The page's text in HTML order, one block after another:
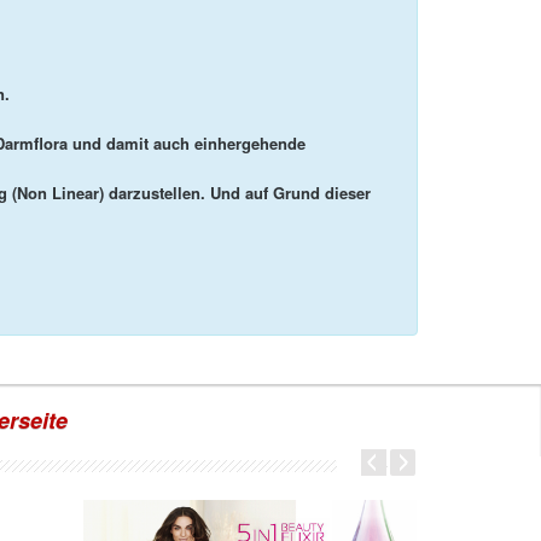
und damit auch einhergehende
(Non Linear) darzustellen. Und auf Grund dieser